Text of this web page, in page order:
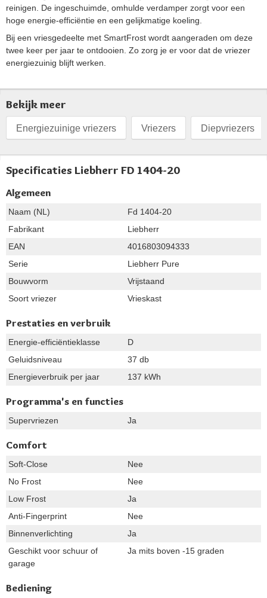
reinigen. De ingeschuimde, omhulde verdamper zorgt voor een
hoge energie-efficiëntie en een gelijkmatige koeling.
Bij een vriesgedeelte met SmartFrost wordt aangeraden om deze
twee keer per jaar te ontdooien. Zo zorg je er voor dat de vriezer
energiezuinig blijft werken.
Bekijk meer
Energiezuinige vriezers Vriezers Diepvriezers
Specificaties Liebherr FD 1404-20
Algemeen
Naam (NL)
Fd 1404-20
Fabrikant
Liebherr
EAN
4016803094333
Serie
Liebherr Pure
Bouwvorm
Vrijstaand
Soort vriezer
Vrieskast
Prestaties en verbruik
Energie-efficiëntieklasse
D
Geluidsniveau
37 db
Energieverbruik per jaar
137 kWh
Programma's en functies
Supervriezen Ja
Comfort
Soft-Close
Nee
No Frost
Nee
Low Frost
Ja
Anti-Fingerprint
Nee
Binnenverlichting
Ja
Geschikt voor schuur of
garage
Ja mits boven -15 graden
Bediening